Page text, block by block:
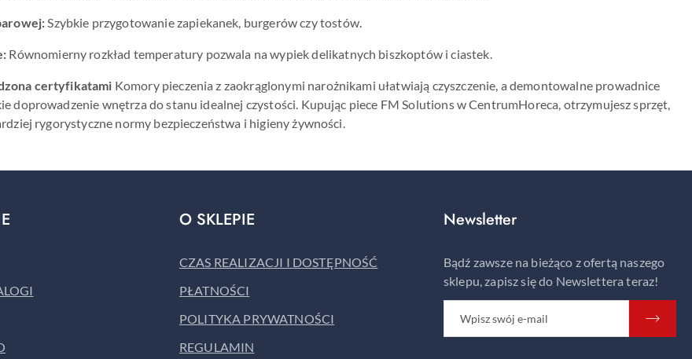
Szybkie przygotowanie zapiekanek, burgerów czy tostów.
Równomierny rozkład temperatury pozwala na wypiek delikatnych biszkoptów i ciastek.
certyfikatami Komory pieczenia z zaokrąglonymi narożnikami ułatwiają czyszczenie, a demontowalne prowadnice
doprowadzenie wnętrza do stanu idealnej czystości. Kupując piece FM Solutions w CentrumHoreca, otrzymujesz sprzęt,
rygorystyczne normy bezpieczeństwa i higieny żywności.
O SKLEPIE
CZAS REALIZACJI I DOSTĘPNOŚĆ
PŁATNOŚCI
POLITYKA PRYWATNOŚCI
REGULAMIN
Newsletter
Bądź zawsze na bieżąco z ofertą naszego
sklepu, zapisz się do Newslettera teraz!